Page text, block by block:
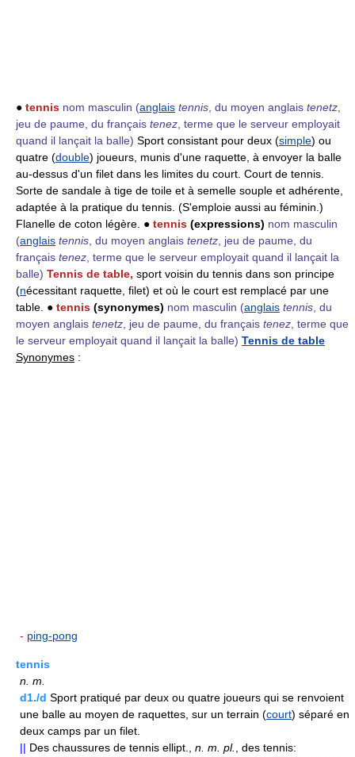
● tennis nom masculin (anglais tennis , du moyen anglais tenetz
jeu de paume, du français tenez , terme que le serveur employait
quand il lançait la balle) Sport consistant pour deux (simple) ou
quatre (double) joueurs, munis d'une raquette, à envoyer la balle
au-dessus d'un filet dans les limites du court. Court de tennis.
Sorte de sandale à tige de toile et à semelle souple et adhérente,
adaptée à la pratique du tennis. (S'emploie aussi au féminin.)
Flanelle de coton légère. ● tennis (expressions) nom masculin
(anglais tennis , du moyen anglais tenetz , jeu de paume, du
français tenez , terme que le serveur employait quand il lançait la
balle) Tennis de table, sport voisin du tennis dans son principe
(nécessitant raquette, filet) et où le court est remplacé par une
table. ● tennis (synonymes) nom masculin (anglais tennis , du
moyen anglais tenetz , jeu de paume, du français tenez , terme que
le serveur employait quand il lançait la balle) Tennis de table
Synonymes :
- ping-pong
tennis
n. m.
d1./d Sport pratiqué par deux ou quatre joueurs qui se renvoient
une balle au moyen de raquettes, sur un terrain (court) séparé en
deux camps par un filet.
|| Des chaussures de tennis ellipt., n. m. pl.
, des tennis: